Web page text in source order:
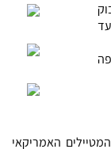
האמריקאי